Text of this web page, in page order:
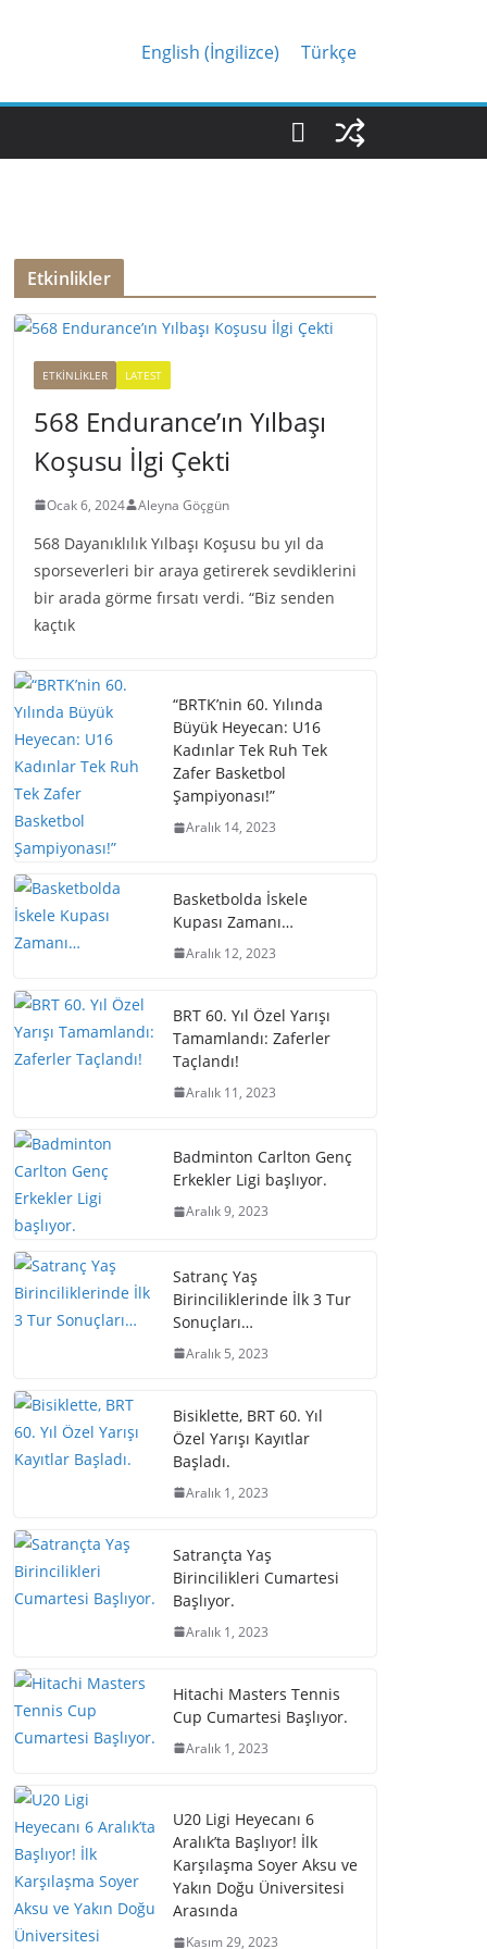
English (İngilizce) Türkçe
Etkinlikler
ETKINLIKLER LATEST
568 Endurance’ın Yılbaşı
Koşusu İlgi Çekti
Ocak 6, 2024 Aleyna Göçgün
568 Dayanıklılık Yılbaşı Koşusu bu yıl da
sporseverleri bir araya getirerek sevdiklerini
bir arada görme fırsatı verdi. “Biz senden
kaçtık
“BRTK’nin 60. Yılında
Büyük Heyecan: U16
Kadınlar Tek Ruh Tek
Zafer Basketbol
Şampiyonası!”
Aralık 14, 2023
Basketbolda İskele
Kupası Zamanı…
Aralık 12, 2023
BRT 60. Yıl Özel Yarışı
Tamamlandı: Zaferler
Taçlandı!
Aralık 11, 2023
Badminton Carlton Genç
Erkekler Ligi başlıyor.
Aralık 9, 2023
Satranç Yaş
Birinciliklerinde İlk 3 Tur
Sonuçları…
Aralık 5, 2023
Bisiklette, BRT 60. Yıl
Özel Yarışı Kayıtlar
Başladı.
Aralık 1, 2023
Satrançta Yaş
Birincilikleri Cumartesi
Başlıyor.
Aralık 1, 2023
Hitachi Masters Tennis
Cup Cumartesi Başlıyor.
Aralık 1, 2023
U20 Ligi Heyecanı 6
Aralık’ta Başlıyor! İlk
Karşılaşma Soyer Aksu ve
Yakın Doğu Üniversitesi
Arasında
Kasım 29, 2023